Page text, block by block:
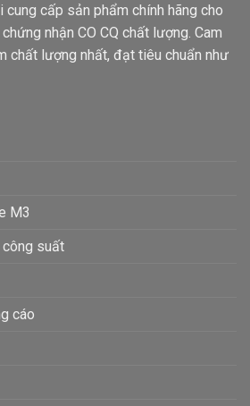
cung cấp sản phẩm chính hãng cho
nhận CO CQ chất lượng. Cam
chất lượng nhất, đạt tiêu chuẩn như
M3
suất
cáo